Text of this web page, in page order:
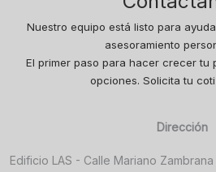
Nuestro equipo está listo para
asesoramiento
El primer paso para hacer crecer tu
opciones. Solicita tu
Dirección
Edificio LAS - Calle Mariano